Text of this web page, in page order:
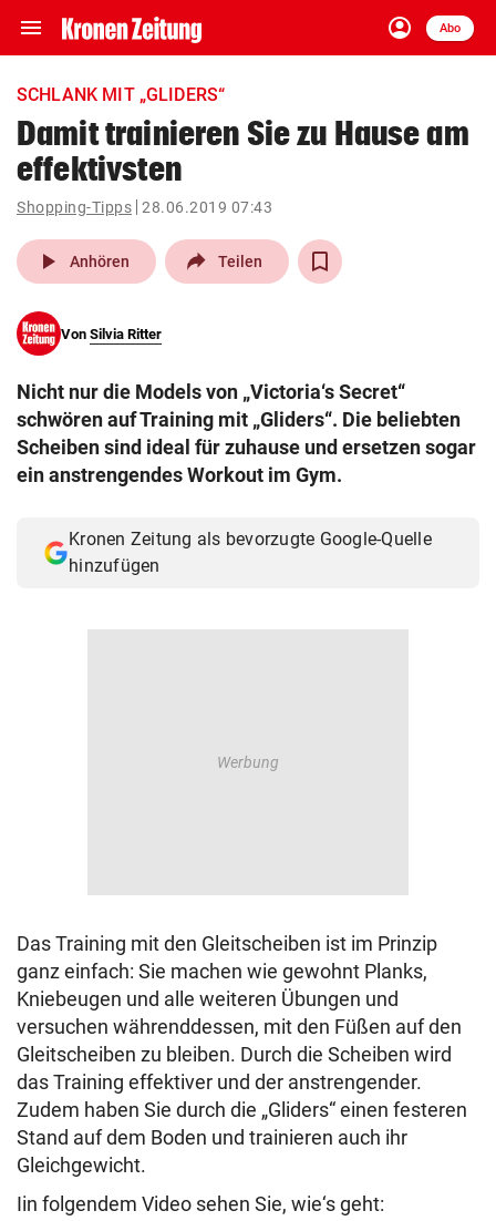
menu Navigation
ein-/ausklappen
account_circle
Anmelden
Abo
close Schließen
account_circle Anmelden
pin_drop
Wien arrow_right
search
eingeben
Muthgasse 2, 1190 Wien
SCHLANK MIT „GLIDERS“
Damit trainieren Sie zu Hause am
effektivsten
Shopping-Tipps 28.06.2019 07:43
play_arrow Anhören Teilen
Von Silvia Ritter
Nicht nur die Models von „Victoria‘s Secret“
schwören auf Training mit „Gliders“. Die beliebten
Scheiben sind ideal für zuhause und ersetzen sogar
ein anstrengendes Workout im Gym.
Kronen Zeitung als bevorzugte Google-Quelle
hinzufügen
Das Training mit den Gleitscheiben ist im Prinzip
ganz einfach: Sie machen wie gewohnt Planks,
Kniebeugen und alle weiteren Übungen und
versuchen währenddessen, mit den Füßen auf den
Gleitscheiben zu bleiben. Durch die Scheiben wird
das Training effektiver und der anstrengender.
Zudem haben Sie durch die „Gliders“ einen festeren
Stand auf dem Boden und trainieren auch ihr
Gleichgewicht.
Iin folgendem Video sehen Sie, wie‘s geht: